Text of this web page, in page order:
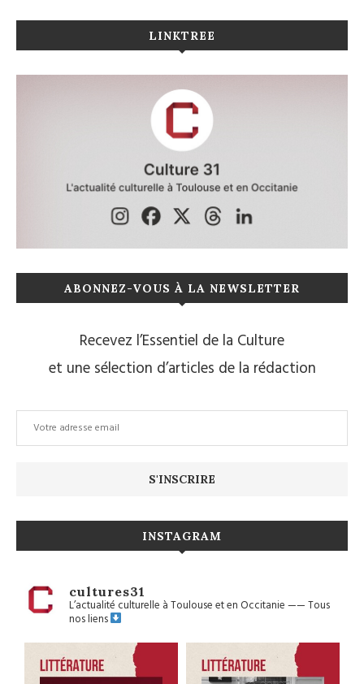
LINKTREE
ABONNEZ-VOUS À LA NEWSLETTER
Recevez l’Essentiel de la Culture
et une sélection d’articles de la rédaction
INSTAGRAM
cultures31
L’actualité culturelle à Toulouse et en Occitanie——Tous
nos liens